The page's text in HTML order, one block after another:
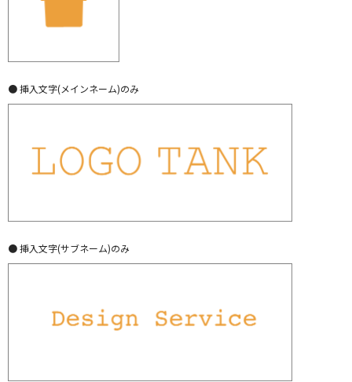
● 挿入文字(メインネーム)のみ
● 挿入文字(サブネーム)のみ